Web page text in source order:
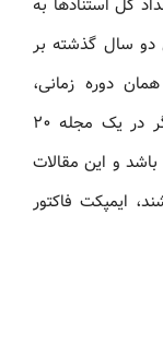
سال گذشته بر
دوره زمانی،
محاسبه می‌شود. به عنوان مثال، اگر در یک مجله ۲۰
و این مقالات
باشند، ایمپکت فاکتور